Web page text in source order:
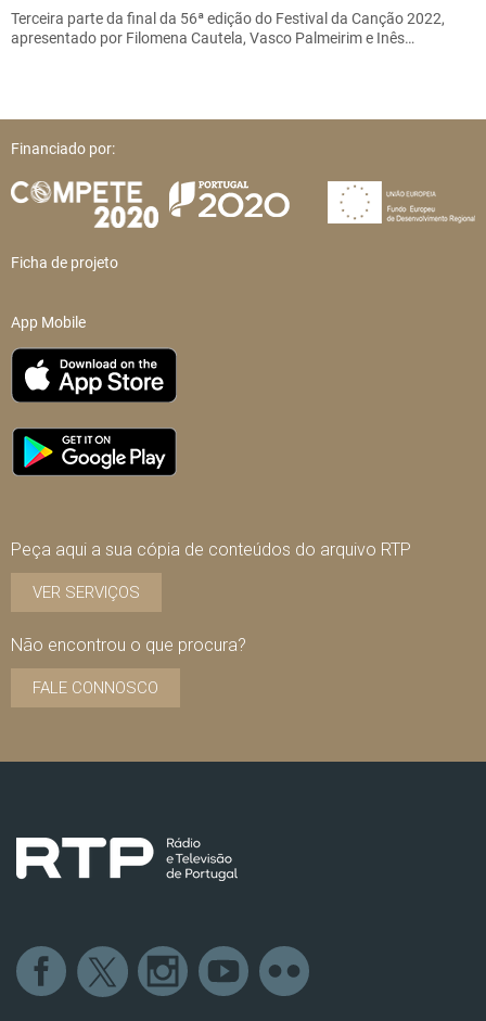
Terceira parte da final da 56ª edição do Festival da Canção 2022,
apresentado por Filomena Cautela, Vasco Palmeirim e Inês…
Financiado por:
Ficha de projeto
App Mobile
Peça aqui a sua cópia de conteúdos do arquivo RTP
VER SERVIÇOS
Não encontrou o que procura?
FALE CONNOSCO